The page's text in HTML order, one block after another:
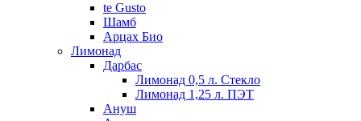
te Gusto
Шамб
Арцах Био
Лимонад
Дарбас
Лимонад 0,5 л. Стекло
Лимонад 1,25 л. ПЭТ
Ануш